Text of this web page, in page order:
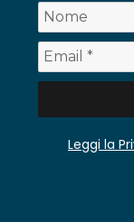
Leggi la